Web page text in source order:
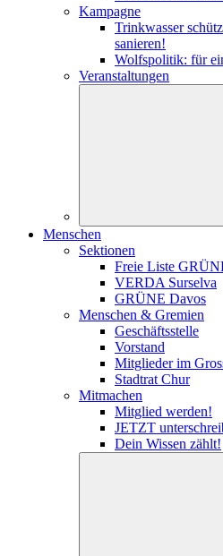
Kampagne
Trinkwasser
sanieren!
Wolfspolitik: für
Veranstaltungen
Menschen
Sektionen
Freie Liste
VERDA Surselva
GRÜNE Davos
Menschen & Gremien
Geschäftsstelle
Vorstand
Mitglieder im
Stadtrat Chur
Mitmachen
Mitglied werden!
JETZT
Dein Wissen zählt!